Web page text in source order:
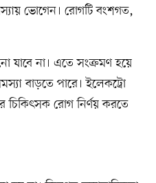
ভোগেন। রোগটি বংশগত,
যাবে না। এতে সংক্রমণ হয়ে
বাড়তে পারে। ইলেকট্রো
চিকিৎসক রোগ নির্ণয় করতে